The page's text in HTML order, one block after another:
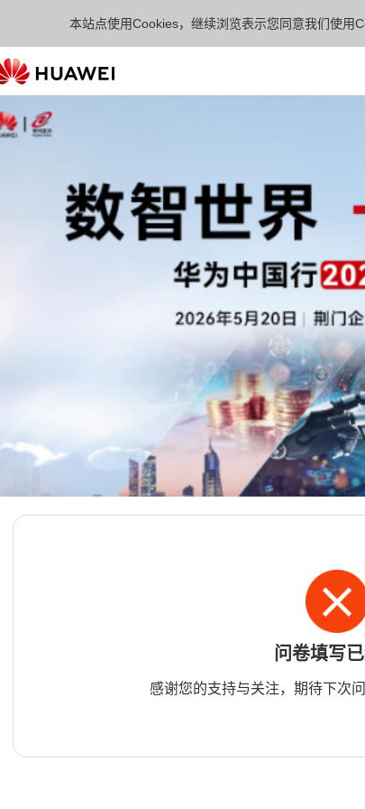
本站点使用Cookies，继续浏览表示您同意我们使用
问卷填写
感谢您的支持与关注，期待下次